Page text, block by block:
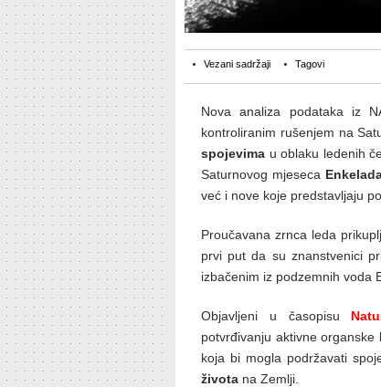
Vezani sadržaji Tagovi
Nova analiza podataka iz
kontroliranim rušenjem na
spojevima u oblaku ledenih
Saturnovog mjeseca
već i nove koje predstavljaju
Proučavana zrnca leda
prvi put da su znanstvenici
izbačenim iz podzemnih voda
Objavljeni u časopisu
potvrđivanju aktivne
koja bi mogla podržavati
života na Zemlji.